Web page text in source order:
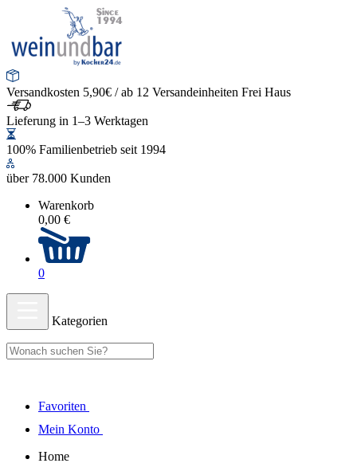
Versandkosten 5,90€ / ab 12 Versandeinheiten Frei Haus
Lieferung in 1–3 Werktagen
100% Familienbetrieb seit 1994
über 78.000 Kunden
Warenkorb
0,00 €
0
Kategorien
Favoriten
Mein Konto
Home